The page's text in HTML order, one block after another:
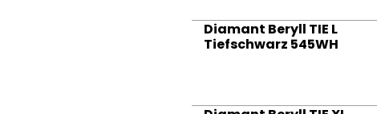
Diamant Beryll TIE L
Tiefschwarz 545WH